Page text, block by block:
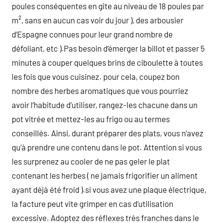
poules conséquentes en gîte au niveau de 18 poules par
m², sans en aucun cas voir du jour ), des arbousier
d’Espagne connues pour leur grand nombre de
défoliant, etc ).Pas besoin d’émerger la billot et passer 5
minutes à couper quelques brins de ciboulette à toutes
les fois que vous cuisinez. pour cela, coupez bon
nombre des herbes aromatiques que vous pourriez
avoir l’habitude d’utiliser, rangez-les chacune dans un
pot vitrée et mettez-les au frigo ou au termes
conseillés. Ainsi, durant préparer des plats, vous n’avez
qu’à prendre une contenu dans le pot. Attention si vous
les surprenez au cooler de ne pas geler le plat
contenant les herbes ( ne jamais frigorifier un aliment
ayant déjà été froid ).si vous avez une plaque électrique,
la facture peut vite grimper en cas d’utilisation
excessive. Adoptez des réflexes très franches dans le